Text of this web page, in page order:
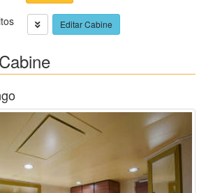
Editar Cabine